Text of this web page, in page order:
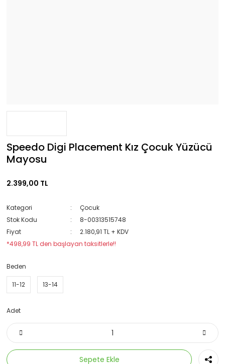
Speedo Digi Placement Kız Çocuk Yüzücü
Mayosu
2.399,00 TL
Kategori
Çocuk
Stok Kodu
8-00313515748
Fiyat
2.180,91 TL + KDV
*498,99 TL den başlayan taksitlerle!!
Beden
11-12 13-14
Adet
Sepete Ekle